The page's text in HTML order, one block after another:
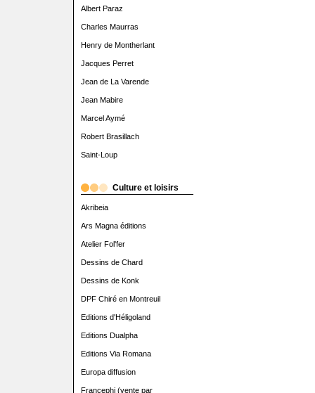
Albert Paraz
Charles Maurras
Henry de Montherlant
Jacques Perret
Jean de La Varende
Jean Mabire
Marcel Aymé
Robert Brasillach
Saint-Loup
Culture et loisirs
Akribeia
Ars Magna éditions
Atelier Fol'fer
Dessins de Chard
Dessins de Konk
DPF Chiré en Montreuil
Editions d'Héligoland
Editions Dualpha
Editions Via Romana
Europa diffusion
Francephi (vente par